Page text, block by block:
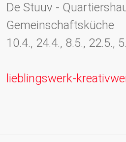
De Stuuv -
Gemeinschaftsküche
10.4., 24.4., 8.5., 22.5.,
lieblingswerk-